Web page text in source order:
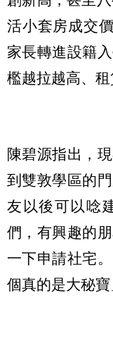
活小套房成交
家長轉進設籍
檻越拉越高、租
陳碧源指出，
到雙敦學區的
友以後可以唸
們，有興趣的
一下申請社宅
個真的是大秘寶